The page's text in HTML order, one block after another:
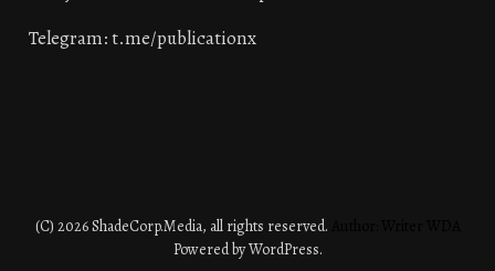
Telegram: t.me/publicationx
(C) 2026 ShadeCorp.Media, all rights reserved.
Powered by WordPress.